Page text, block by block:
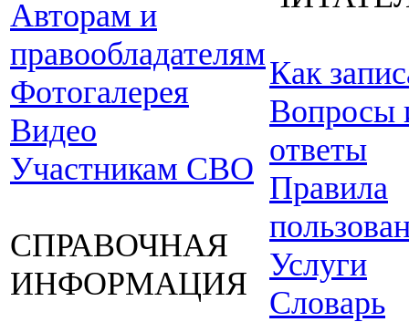
Авторам и
правообладателям
Фотогалерея
Видео
Участникам СВО
СПРАВОЧНАЯ
ИНФОРМАЦИЯ
Как
Вопросы
ответы
Правила
Услуги
Словарь